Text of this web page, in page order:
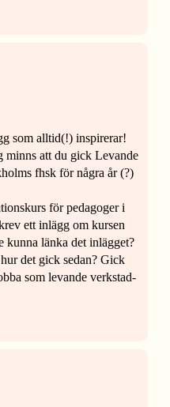
som alltid(!) inspirerar!
minns att du gick Levande
fhsk för några år (?)
för pedagoger i
ett inlägg om kursen
länka det inlägget?
det gick sedan? Gick
som levande verkstad-